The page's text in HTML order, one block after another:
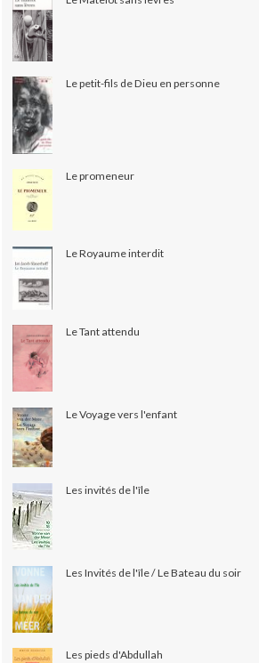
Le petit-fils de Dieu en personne
Le promeneur
Le Royaume interdit
Le Tant attendu
Le Voyage vers l'enfant
Les invités de l'île
Les Invités de l'île / Le Bateau du soir
Les pieds d'Abdullah